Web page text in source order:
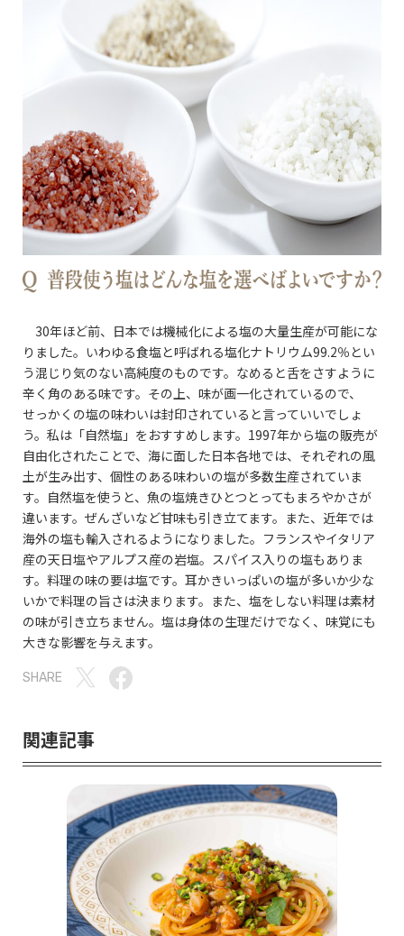
30年ほど前、日本では機械化による塩の大量生産が可能にな
りました。いわゆる食塩と呼ばれる塩化ナトリウム99.2％とい
う混じり気のない高純度のものです。なめると舌をさすように
辛く角のある味です。その上、味が画一化されているので、
せっかくの塩の味わいは封印されていると言っていいでしょ
う。私は「自然塩」をおすすめします。1997年から塩の販売が
自由化されたことで、海に面した日本各地では、それぞれの風
土が生み出す、個性のある味わいの塩が多数生産されていま
す。自然塩を使うと、魚の塩焼きひとつとってもまろやかさが
違います。ぜんざいなど甘味も引き立てます。また、近年では
海外の塩も輸入されるようになりました。フランスやイタリア
産の天日塩やアルプス産の岩塩。スパイス入りの塩もありま
す。料理の味の要は塩です。耳かきいっぱいの塩が多いか少な
いかで料理の旨さは決まります。また、塩をしない料理は素材
の味が引き立ちません。塩は身体の生理だけでなく、味覚にも
大きな影響を与えます。
SHARE
関連記事